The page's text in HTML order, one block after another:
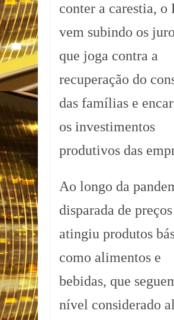
conter a carestia, o
vem subindo os
que joga contra a
recuperação do
das famílias e
os investimentos
produtivos das
Ao longo da
disparada de preços
atingiu produtos
como alimentos e
bebidas, que
nível considerado